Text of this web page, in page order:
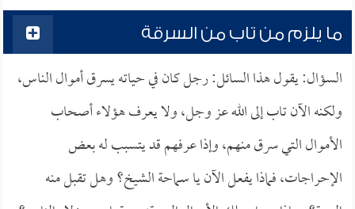
ما يلزم من تاب من السرقة
السؤال: يقول هذا السائل: رجل كان في حياته يسرق أموال الناس،
ولكنه الآن تاب إلى الله عز وجل، ولا يعرف هؤلاء أصحاب
الأموال التي سرق منهم، وإذا عرفهم قد يتسبب له بعض
الإحراجات، فماذا يفعل الآن يا سماحة الشيخ؟ وهل تقبل منه